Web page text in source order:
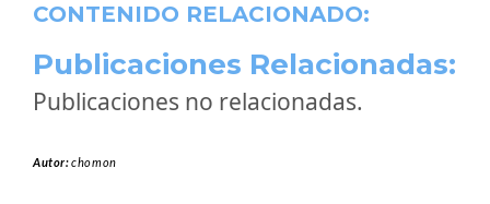
CONTENIDO RELACIONADO:
Publicaciones Relacionadas:
Publicaciones no relacionadas.
Autor:chomon